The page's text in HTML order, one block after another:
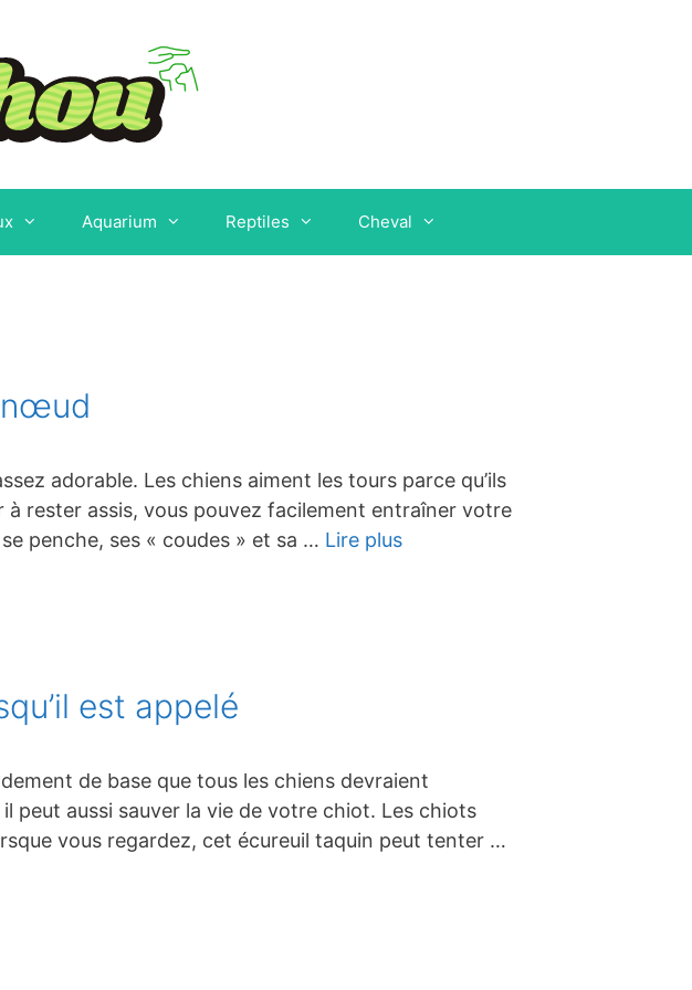
Aquarium Reptiles Cheval
nœud
adorable. Les chiens aiment les tours parce qu’ils
à rester assis, vous pouvez facilement entraîner votre
penche, ses « coudes » et sa … Lire plus
est appelé
de base que tous les chiens devraient
peut aussi sauver la vie de votre chiot. Les chiots
vous regardez, cet écureuil taquin peut tenter …